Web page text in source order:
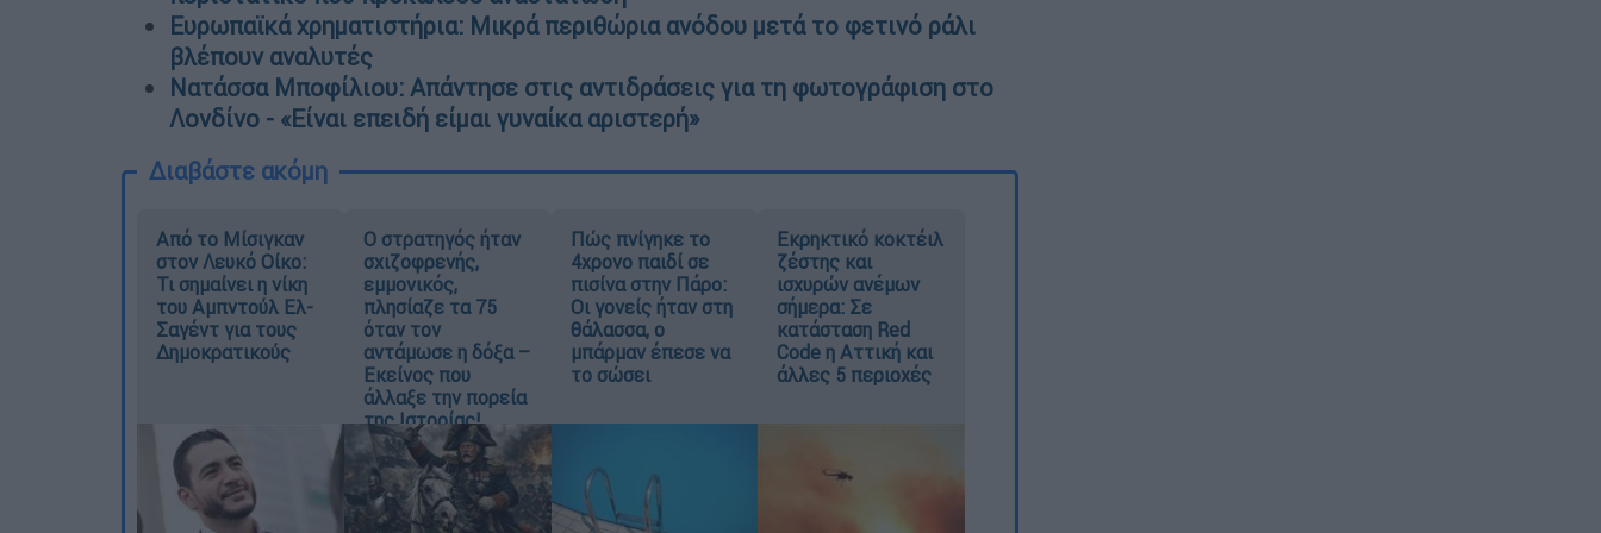
Ευρωπαϊκά χρηματιστήρια: Μικρά περιθώρια ανόδου μετά το φετινό ράλι
βλέπουν αναλυτές
Νατάσσα Μποφίλιου: Απάντησε στις αντιδράσεις για τη φωτογράφιση στο
Λονδίνο - «Είναι επειδή είμαι γυναίκα αριστερή»
Διαβάστε ακόμη
Από το Μίσιγκαν
στον Λευκό Οίκο:
Τι σημαίνει η νίκη
του Αμπντούλ Ελ-
Σαγέντ για τους
Δημοκρατικούς
O στρατηγός ήταν
σχιζοφρενής,
εμμονικός,
πλησίαζε τα 75
όταν τον
αντάμωσε η δόξα –
Εκείνος που
άλλαξε την πορεία
της Ιστορίας!
Πώς πνίγηκε το
4χρονο παιδί σε
πισίνα στην Πάρο:
Οι γονείς ήταν στη
θάλασσα, ο
μπάρμαν έπεσε να
το σώσει
Εκρηκτικό κοκτέιλ
ζέστης και
ισχυρών ανέμων
σήμερα: Σε
κατάσταση Red
Code η Αττική και
άλλες 5 περιοχές